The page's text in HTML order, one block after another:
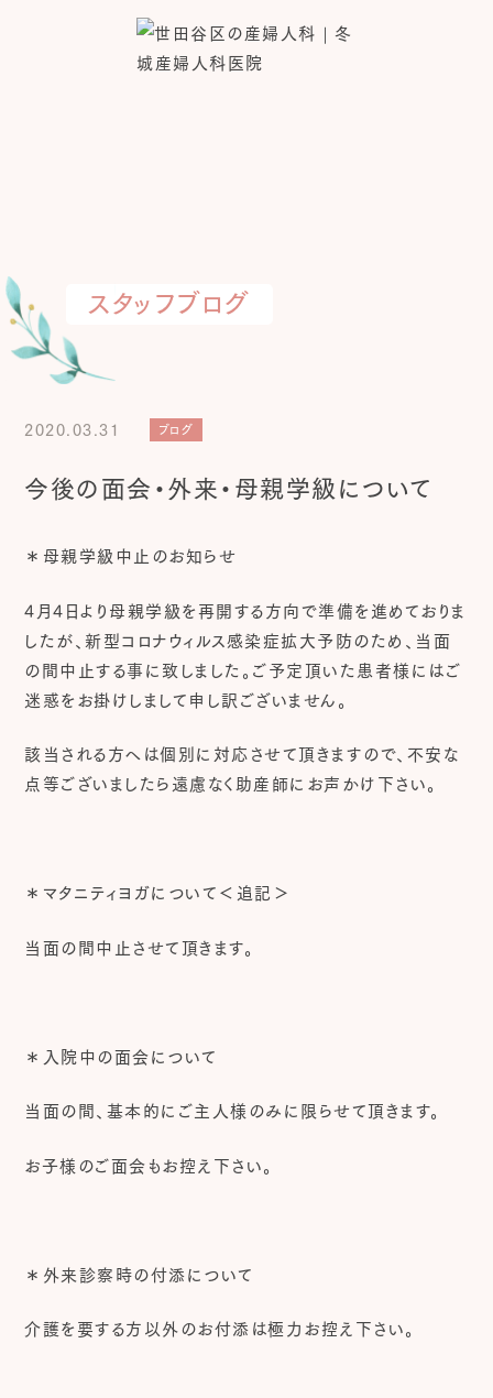
スタッフブログ
2020.03.31 ブログ
今後の面会・外来・母親学級について
＊母親学級中止のお知らせ
4月4日より母親学級を再開する方向で準備を進めておりま
したが、新型コロナウィルス感染症拡大予防のため、当面
の間中止する事に致しました。ご予定頂いた患者様にはご
迷惑をお掛けしまして申し訳ございません。
該当される方へは個別に対応させて頂きますので、不安な
点等ございましたら遠慮なく助産師にお声かけ下さい。
＊マタニティヨガについて＜追記＞
当面の間中止させて頂きます。
＊入院中の面会について
当面の間、基本的にご主人様のみに限らせて頂きます。
お子様のご面会もお控え下さい。
＊外来診察時の付添について
介護を要する方以外のお付添は極力お控え下さい。